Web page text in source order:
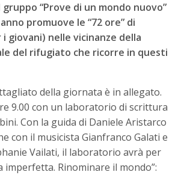
gruppo “Prove di un mondo nuovo”
promuove le “72 ore” di
giovani) nelle vicinanze della
del rifugiato che ricorre in questi
della giornata è in allegato.
9.00 con un laboratorio di scrittura
Con la guida di Daniele Aristarco
con il musicista Gianfranco Galati e
Vailati, il laboratorio avrà per
imperfetta. Rinominare il mondo”: